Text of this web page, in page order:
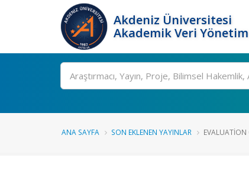
Akdeniz Üniversitesi
Akademik Veri
Ara
ANA SAYFA SON EKLENEN YAYINLAR EVALUATION